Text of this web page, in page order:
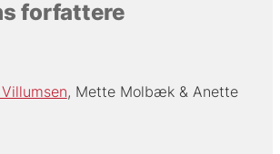
forfattere
Mette Molbæk
Anette